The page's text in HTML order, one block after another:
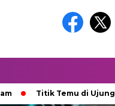
Titik Temu di Ujung Semesta